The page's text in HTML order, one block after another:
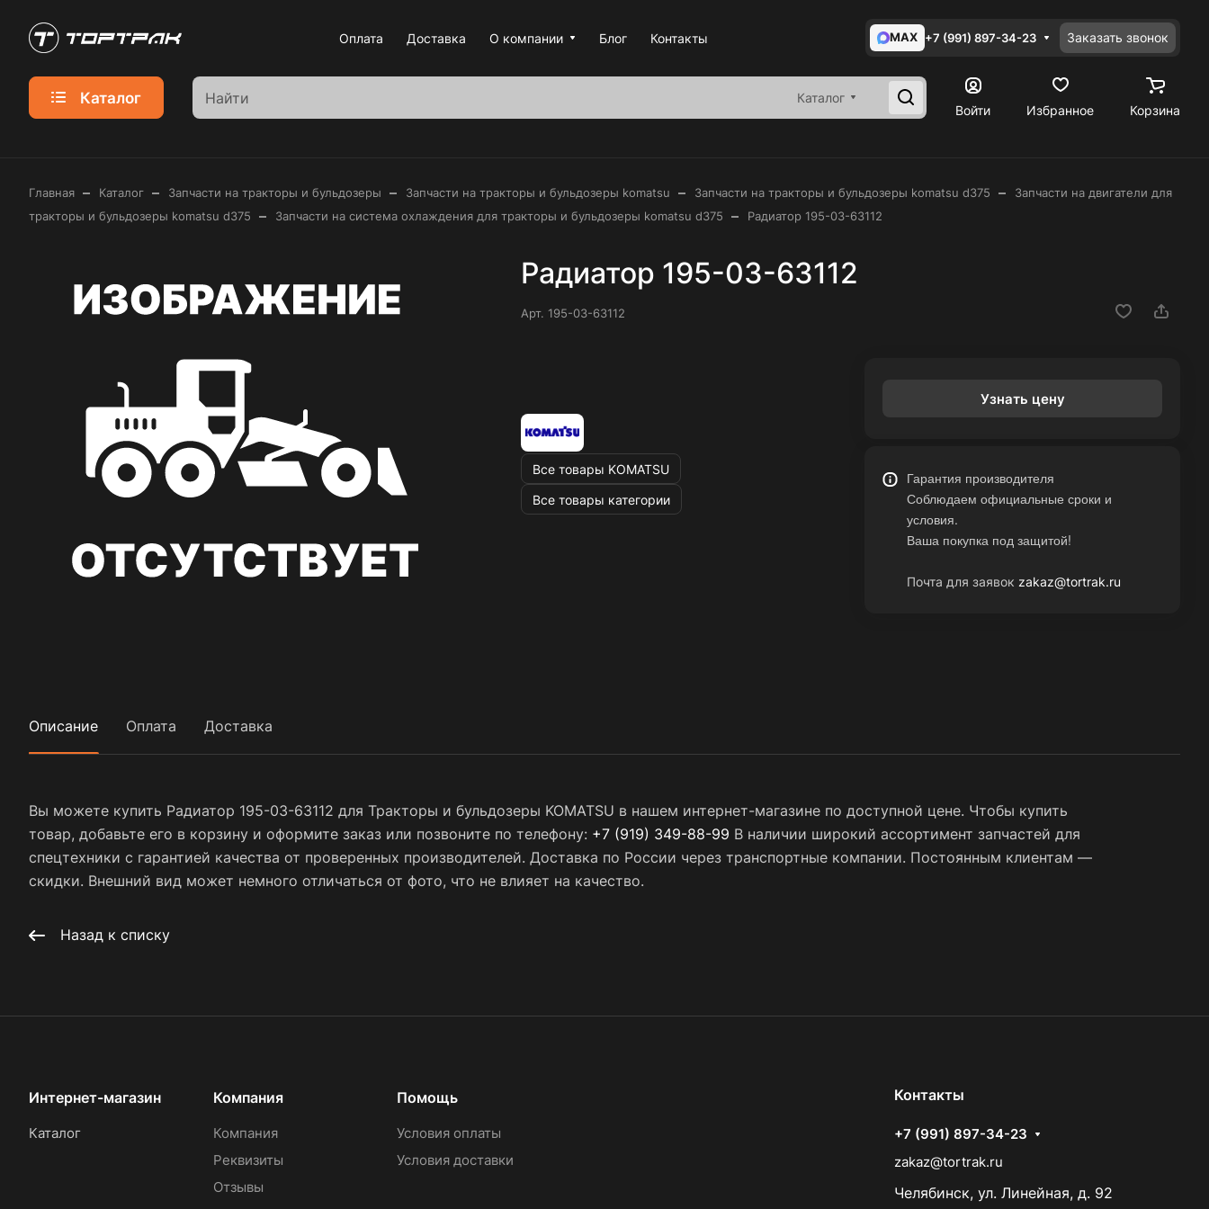
Оплата Доставка О компании Блог Контакты MAX +7 (991) 897-34-23 Заказать звонок
Каталог
Каталог
Войти
Избранное Корзина
Главная – Каталог – Запчасти на тракторы и бульдозеры – Запчасти на тракторы и бульдозеры komatsu – Запчасти на тракторы и бульдозеры komatsu d375 –
Запчасти на двигатели для
тракторы и бульдозеры komatsu d375
– Запчасти на система охлаждения для тракторы и бульдозеры komatsu d375 – Радиатор 195-03-63112
Радиатор 195-03-63112
Арт. 195-03-63112
Все товары KOMATSU
Все товары категории
Узнать цену
Гарантия производителя
Соблюдаем официальные сроки и
условия.
Ваша покупка под защитой!
Почта для заявок zakaz@tortrak.ru
Описание Оплата Доставка
Вы можете купить Радиатор 195-03-63112 для Тракторы и бульдозеры KOMATSU в нашем интернет-магазине по доступной цене. Чтобы купить
товар, добавьте его в корзину и оформите заказ или позвоните по телефону: +7 (919) 349-88-99 В наличии широкий ассортимент запчастей для
спецтехники с гарантией качества от проверенных производителей. Доставка по России через транспортные компании. Постоянным клиентам —
скидки. Внешний вид может немного отличаться от фото, что не влияет на качество.
Назад к списку
Интернет-магазин
Каталог
Компания
Компания
Реквизиты
Отзывы
Помощь
Условия оплаты
Условия доставки
Контакты
+7 (991) 897-34-23
zakaz@tortrak.ru
Челябинск, ул. Линейная, д. 92